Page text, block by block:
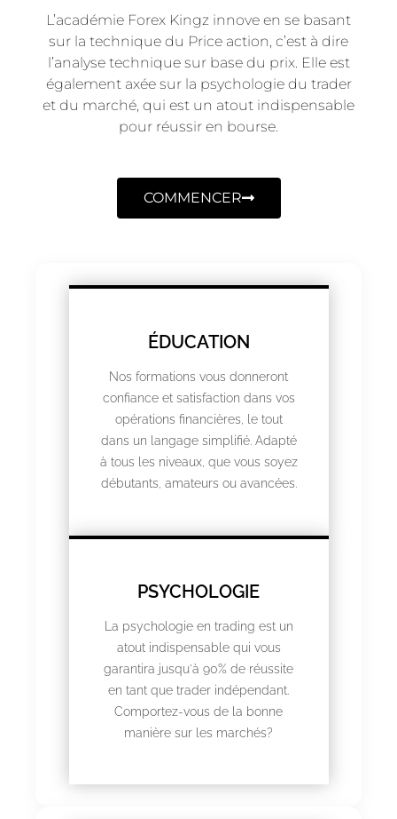
L’académie Forex Kingz innove en se basant
sur la technique du Price action, c’est à dire
l’analyse technique sur base du prix. Elle est
également axée sur la psychologie du trader
et du marché, qui est un atout indispensable
pour réussir en bourse.
COMMENCER
ÉDUCATION
Nos formations vous donneront
confiance et satisfaction dans vos
opérations financières, le tout
dans un langage simplifié. Adapté
à tous les niveaux, que vous soyez
débutants, amateurs ou avancées.
PSYCHOLOGIE
La psychologie en trading est un
atout indispensable qui vous
garantira jusqu'à 90% de réussite
en tant que trader indépendant.
Comportez-vous de la bonne
manière sur les marchés?